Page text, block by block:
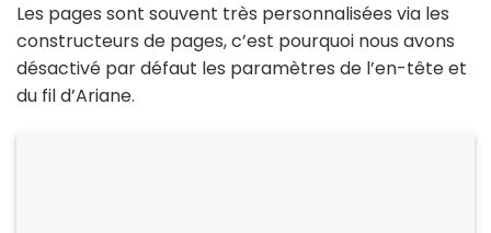
Les pages sont souvent très personnalisées via les
constructeurs de pages, c’est pourquoi nous avons
désactivé par défaut les paramètres de l’en-tête et
du fil d’Ariane.